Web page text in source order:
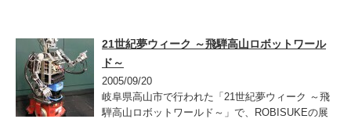
21世紀夢ウィーク ～飛騨高山ロボットワール
ド～
2005/09/20
岐阜県高山市で行われた「21世紀夢ウィーク ～飛
騨高山ロボットワールド～」で、ROBISUKEの展